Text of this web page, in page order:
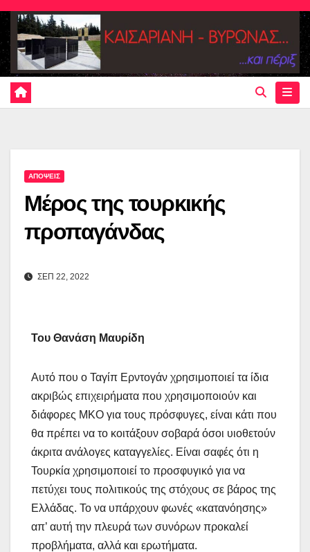
Skip
content
ΑΠΟΨΕΙΣ
Μέρος της τουρκικής
προπαγάνδας
ΣΕΠ 22, 2022
Του Θανάση Μαυρίδη
Αυτό που ο Ταγίπ Ερντογάν χρησιμοποιεί τα ίδια
ακριβώς επιχειρήματα που χρησιμοποιούν και
διάφορες ΜΚΟ για τους πρόσφυγες, είναι κάτι που
θα πρέπει να το κοιτάξουν σοβαρά όσοι υιοθετούν
άκριτα ανάλογες καταγγελίες. Είναι σαφές ότι η
Τουρκία χρησιμοποιεί το προσφυγικό για να
πετύχει τους πολιτικούς της στόχους σε βάρος της
Ελλάδας. Το να υπάρχουν φωνές «κατανόησης»
απ’ αυτή την πλευρά των συνόρων προκαλεί
προβλήματα, αλλά και ερωτήματα.